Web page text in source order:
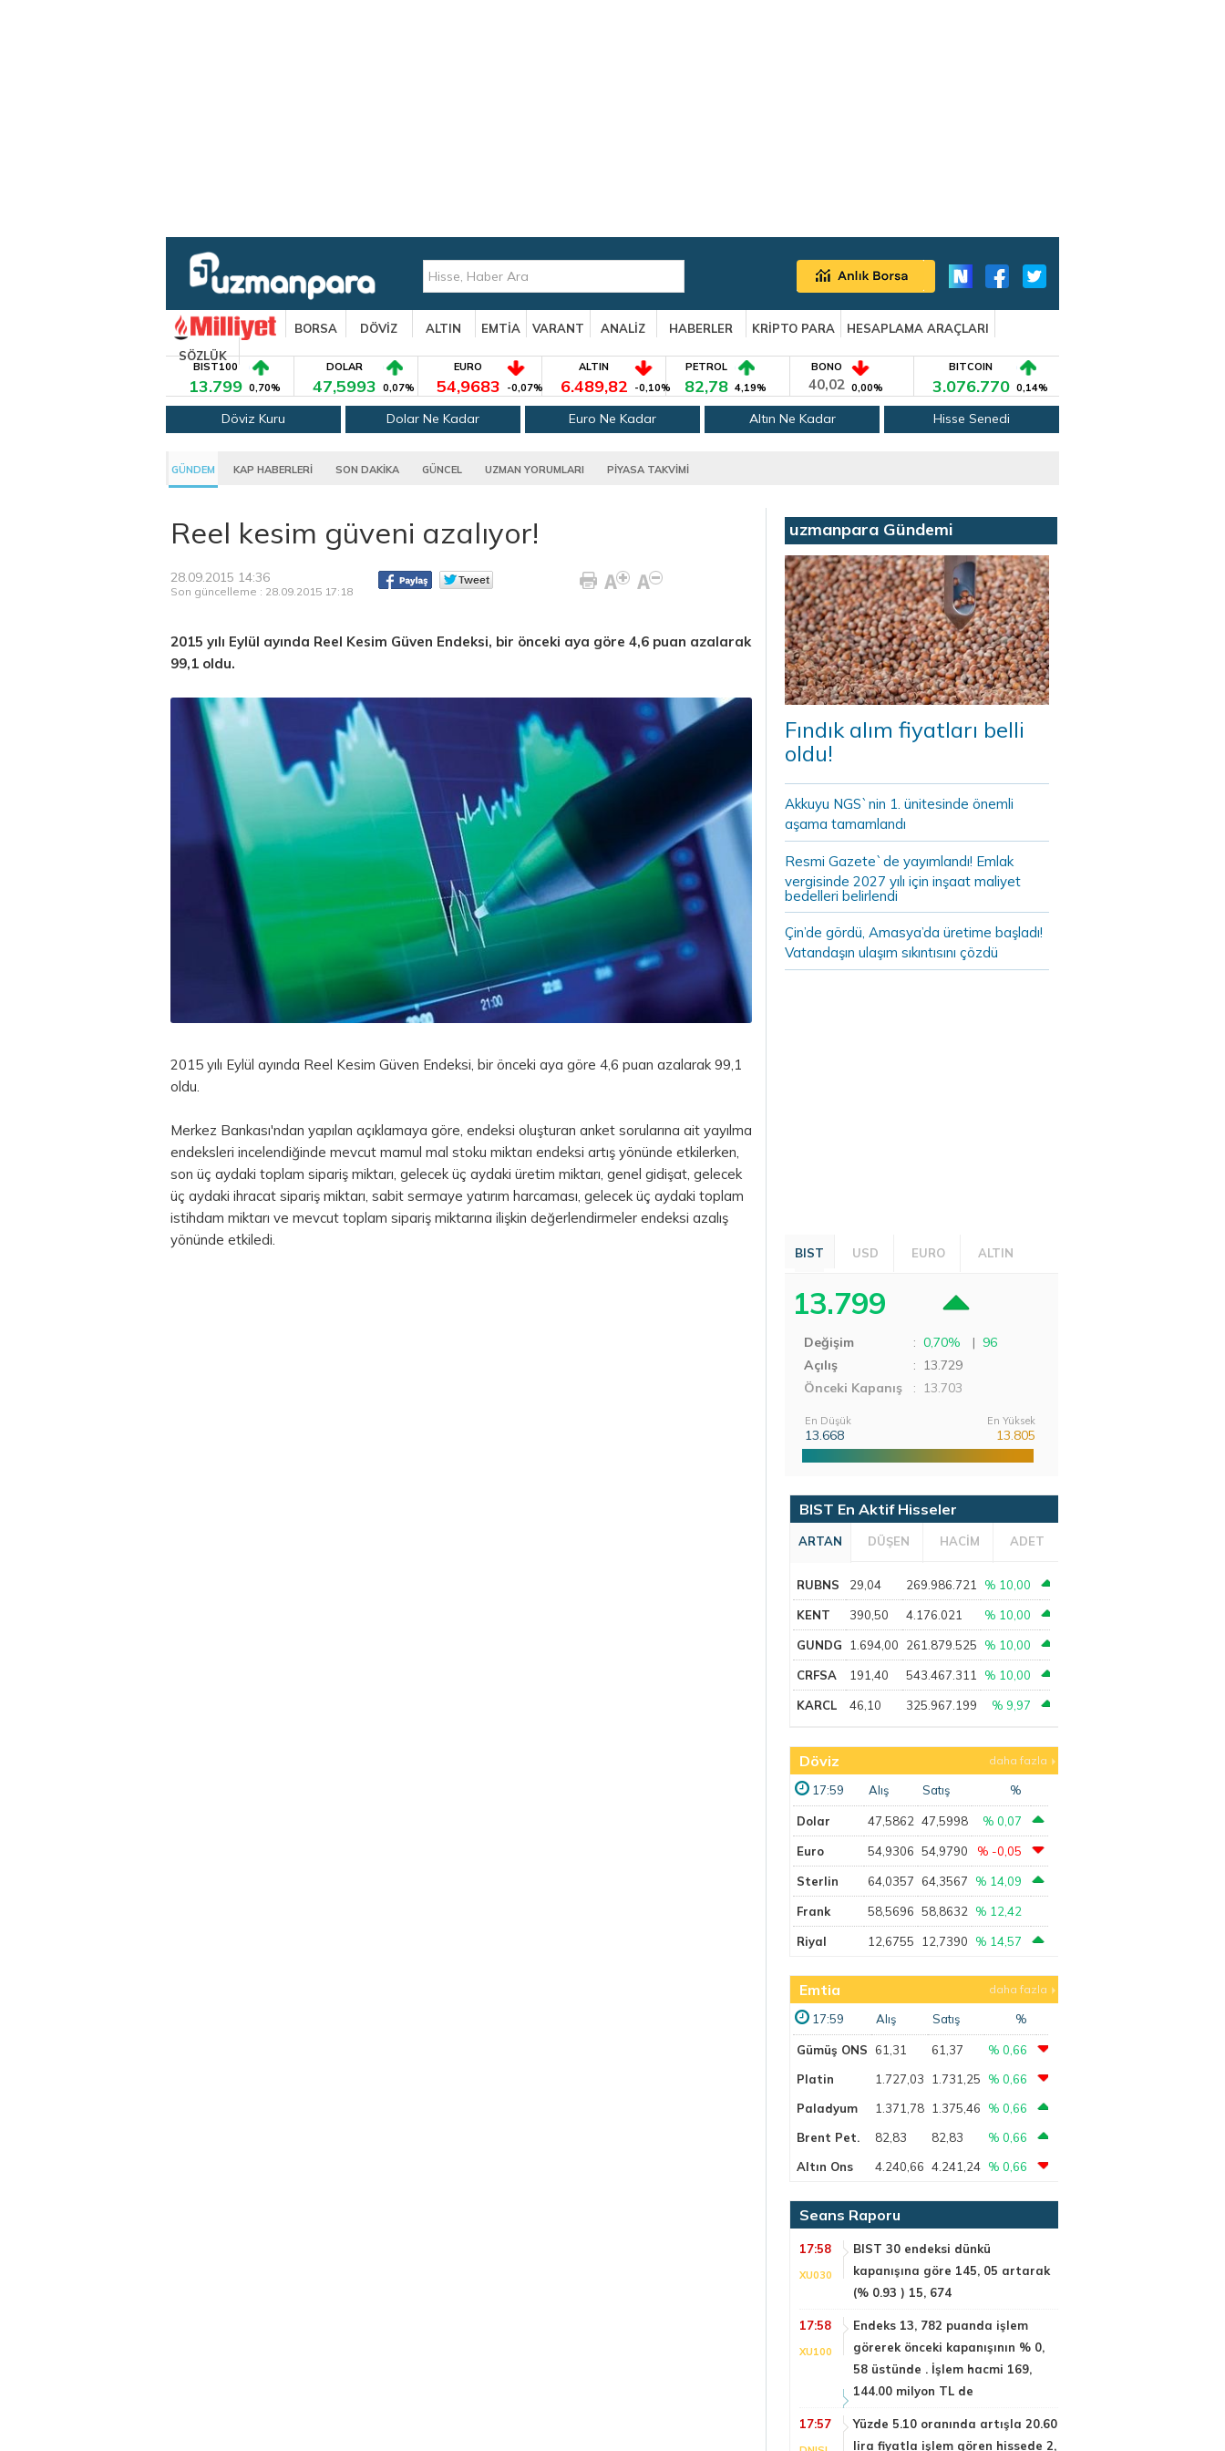
BORSA DÖVİZ ALTIN EMTİA VARANT ANALİZ HABERLER KRİPTO PARA
HESAPLAMA ARAÇLARI
SÖZLÜK
BIST100
13.799 0,70%
DOLAR
47,5993 0,07%
EURO
54,9683 -0,07%
ALTIN
6.489,82 -0,10%
PETROL
82,78 4,19%
BONO
40,02 0,00%
BITCOIN
3.076.770 0,14%
Döviz Kuru Dolar Ne Kadar Euro Ne Kadar Altın Ne Kadar Hisse Senedi
GÜNDEM KAP HABERLERİ SON DAKİKA GÜNCEL UZMAN YORUMLARI PİYASA TAKVİMİ
Reel kesim güveni azalıyor!
28.09.2015 14:36
Son güncelleme : 28.09.2015 17:18
2015 yılı Eylül ayında Reel Kesim Güven Endeksi, bir önceki aya göre 4,6 puan azalarak
99,1 oldu.
2015 yılı Eylül ayında Reel Kesim Güven Endeksi, bir önceki aya göre 4,6 puan azalarak 99,1
oldu.
Merkez Bankası'ndan yapılan açıklamaya göre, endeksi oluşturan anket sorularına ait yayılma
endeksleri incelendiğinde mevcut mamul mal stoku miktarı endeksi artış yönünde etkilerken,
son üç aydaki toplam sipariş miktarı, gelecek üç aydaki üretim miktarı, genel gidişat, gelecek
üç aydaki ihracat sipariş miktarı, sabit sermaye yatırım harcaması, gelecek üç aydaki toplam
istihdam miktarı ve mevcut toplam sipariş miktarına ilişkin değerlendirmeler endeksi azalış
yönünde etkiledi.
uzmanpara Gündemi
Fındık alım fiyatları belli
oldu!
Akkuyu NGS`nin 1. ünitesinde önemli
aşama tamamlandı
Resmi Gazete`de yayımlandı! Emlak
vergisinde 2027 yılı için inşaat maliyet
bedelleri belirlendi
Çin’de gördü, Amasya’da üretime başladı!
Vatandaşın ulaşım sıkıntısını çözdü
BIST USD EURO ALTIN
13.799
Değişim : 0,70% | 96
Açılış
: 13.729
Önceki Kapanış
: 13.703
En Düşük
13.668
En Yüksek
13.805
BIST En Aktif Hisseler
ARTAN DÜŞEN HACİM ADET
RUBNS 29,04 269.986.721 % 10,00
KENT 390,50 4.176.021 % 10,00
GUNDG 1.694,00 261.879.525 % 10,00
CRFSA 191,40 543.467.311 % 10,00
KARCL 46,10 325.967.199 % 9,97
Döviz daha fazla
17:59 Alış Satış %
Dolar 47,5862 47,5998 % 0,07
Euro 54,9306 54,9790 % -0,05
Sterlin 64,0357 64,3567 % 14,09
Frank 58,5696 58,8632 % 12,42
Riyal 12,6755 12,7390 % 14,57
Emtia daha fazla
17:59 Alış Satış %
Gümüş ONS 61,31 61,37
% 0,66
Platin
1.727,03 1.731,25
% 0,66
Paladyum
1.371,78 1.375,46
% 0,66
Brent Pet.
82,83 82,83
% 0,66
Altın Ons
4.240,66 4.241,24 % 0,66
Seans Raporu
17:58
XU030
BIST 30 endeksi dünkü
kapanışına göre 145, 05 artarak
(% 0.93 ) 15, 674
17:58
XU100
Endeks 13, 782 puanda işlem
görerek önceki kapanışının % 0,
58 üstünde . İşlem hacmi 169,
144.00 milyon TL de
17:57
Yüzde 5.10 oranında artışla 20.60
lira fiyatla işlem gören hissede 2,